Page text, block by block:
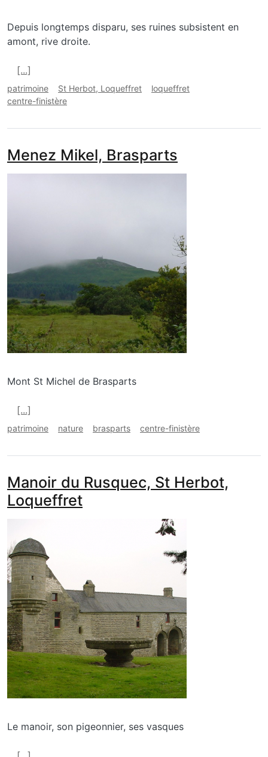
Depuis longtemps disparu, ses ruines subsistent en
amont, rive droite.
[...]
patrimoine St Herbot, Loqueffret
loqueffret
centre-finistère
Menez Mikel, Brasparts
Mont St Michel de Brasparts
[...]
patrimoine nature brasparts centre-finistère
Manoir du Rusquec, St Herbot,
Loqueffret
Le manoir, son pigeonnier, ses vasques